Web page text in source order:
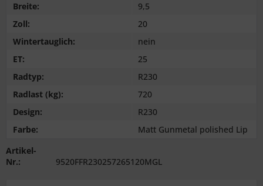
Breite:
9,5
Zoll:
20
Wintertauglich:
nein
ET:
25
Radtyp:
R230
Radlast (kg):
720
Design:
R230
Farbe:
Matt Gunmetal polished Lip
Artikel-
Nr.:
9520FFR230257265120MGL